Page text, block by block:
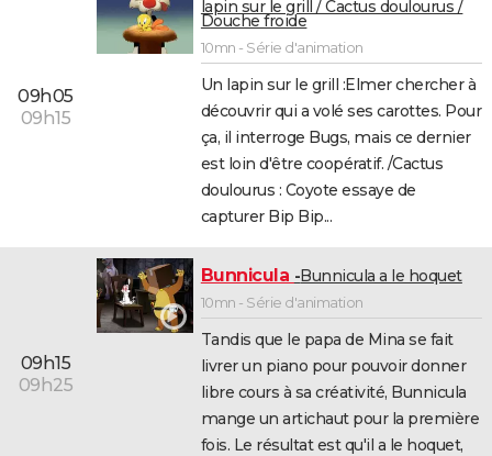
09h05
09h15
lapin sur le grill / Cactus doulourus /
Douche froide
10mn - Série d'animation
Un lapin sur le grill :Elmer chercher à
découvrir qui a volé ses carottes. Pour
ça, il interroge Bugs, mais ce dernier
est loin d'être coopératif. /Cactus
doulourus : Coyote essaye de
capturer Bip Bip...
09h15
09h25
Bunnicula Bunnicula a le hoquet
10mn - Série d'animation
Tandis que le papa de Mina se fait
livrer un piano pour pouvoir donner
libre cours à sa créativité, Bunnicula
mange un artichaut pour la première
fois. Le résultat est qu'il a le hoquet,